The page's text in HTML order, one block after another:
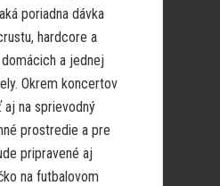
poriadna dávka
hardcore a
a jednej
Okrem koncertov
na sprievodný
prostredie a pre
pripravené aj
na futbalovom